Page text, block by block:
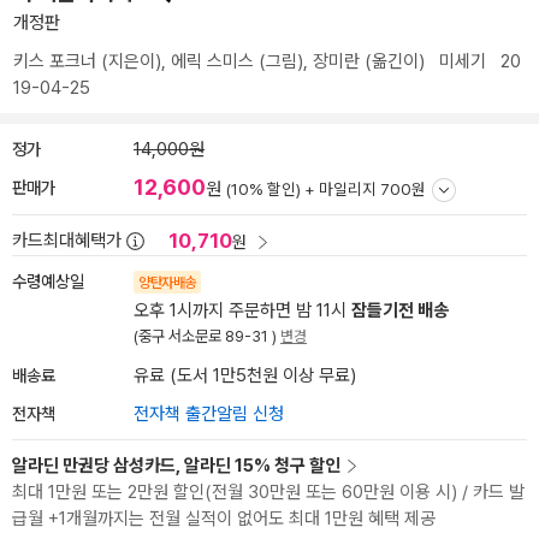
개정판
키스 포크너 (지은이), 에릭 스미스 (그림), 장미란 (옮긴이) 미세기
20
19-04-25
정가 14,000원
판매가 12,600원 (10% 할인) + 마일리지 700원
카드최대혜택가 10,710원
수령예상일 양탄자배송
오후 1시까지 주문하면 밤 11시 잠들기전 배송
(중구 서소문로 89-31 ) 변경
배송료 유료 (도서 1만5천원 이상 무료)
전자책 전자책 출간알림 신청
알라딘 만권당 삼성카드, 알라딘 15% 청구 할인
최대 1만원 또는 2만원 할인(전월 30만원 또는 60만원 이용 시) / 카드 발
급월 +1개월까지는 전월 실적이 없어도 최대 1만원 혜택 제공